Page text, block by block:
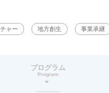
ャー 地方創生 事業承継
プログラム
Program